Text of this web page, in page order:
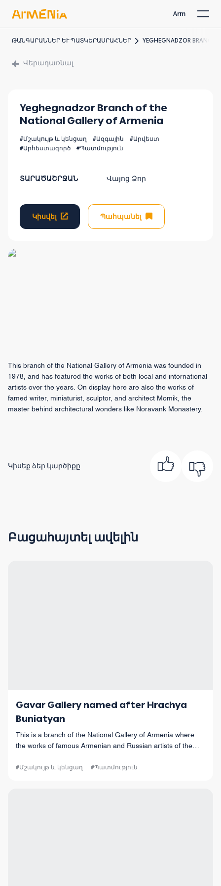
Arm
ԹԱՆԳԱՐԱՆՆԵՐ ԵՒ ՊԱՏԿԵՐԱՍՐԱՀՆԵՐ YEGHEGNADZOR BRANCH
Վերադառնալ
Yeghegnadzor Branch of the
National Gallery of Armenia
#Մշակույթ և կենցաղ #Ազգային
#Արվեստ
#Արհեստագործ
#Պատմություն
ՏԱՐԱԾԱՇՐՋԱՆ Վայոց Ձոր
Կիսվել Պահպանել
This branch of the National Gallery of Armenia was founded in
1978, and has featured the works of both local and international
artists over the years. On display here are also the works of
famed writer, miniaturist, sculptor, and architect Momik, the
master behind architectural wonders like Noravank Monastery.
Կիսեք ձեր կարծիքը
Բացահայտել ավելին
Gavar Gallery named after Hrachya
Buniatyan
This is a branch of the National Gallery of Armenia where
the works of famous Armenian and Russian artists of the
drawings, engravings, and scu
#Մշակույթ և կենցաղ #Պատմություն